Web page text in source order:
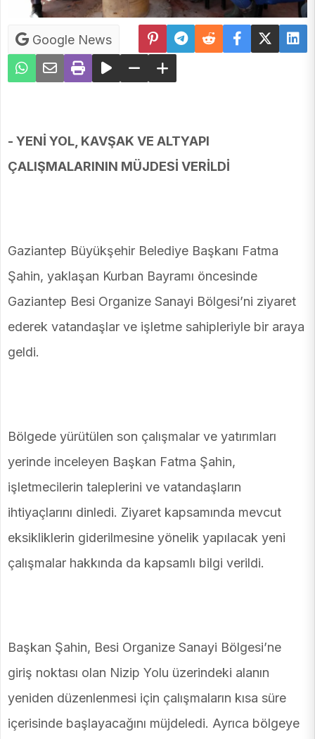
Google News
- YENİ YOL, KAVŞAK VE ALTYAPI
ÇALIŞMALARININ MÜJDESİ VERİLDİ
Gaziantep Büyükşehir Belediye Başkanı Fatma
Şahin, yaklaşan Kurban Bayramı öncesinde
Gaziantep Besi Organize Sanayi Bölgesi’ni ziyaret
ederek vatandaşlar ve işletme sahipleriyle bir araya
geldi.
Bölgede yürütülen son çalışmalar ve yatırımları
yerinde inceleyen Başkan Fatma Şahin,
işletmecilerin taleplerini ve vatandaşların
ihtiyaçlarını dinledi. Ziyaret kapsamında mevcut
eksikliklerin giderilmesine yönelik yapılacak yeni
çalışmalar hakkında da kapsamlı bilgi verildi.
Başkan Şahin, Besi Organize Sanayi Bölgesi’ne
giriş noktası olan Nizip Yolu üzerindeki alanın
yeniden düzenlenmesi için çalışmaların kısa süre
içerisinde başlayacağını müjdeledi. Ayrıca bölgeye